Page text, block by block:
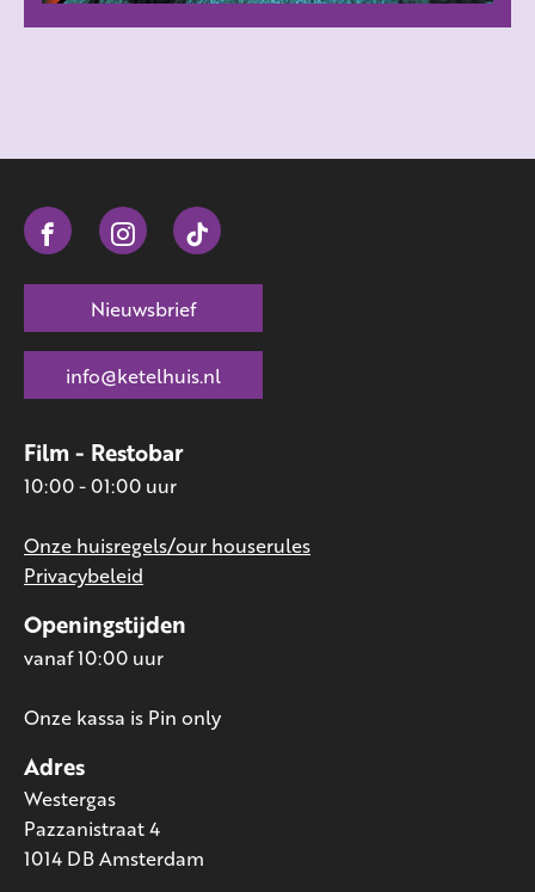
Adres
Westergas
Pazzanistraat 4
1014 DB Amsterdam
Openingstijden
vanaf 10:00 uur
Onze kassa is Pin only
Film - Restobar
10:00 - 01:00 uur
Onze huisregels/our houserules
Privacybeleid
Nieuwsbrief
info@ketelhuis.nl